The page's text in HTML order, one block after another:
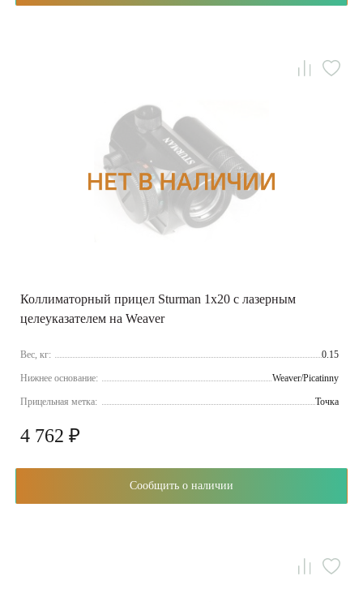
Коллиматорный прицел Sturman 1x20 с лазерным
целеуказателем на Weaver
Вес, кг: 0.15
Нижнее основание: Weaver/Picatinny
Прицельная метка: Точка
4 762 ₽
Сообщить о наличии